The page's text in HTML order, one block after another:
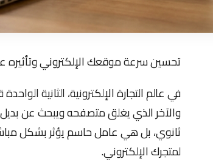
تحسين سرعة موقعك الإلكتروني وتأثيره
في عالم التجارة الإلكترونية، الثانية
والآخر الذي يغلق متصفحه ويبحث عن
ثانوي، بل هي عامل حاسم يؤثر بشكل مباشر
لمتجرك الإلكتروني.